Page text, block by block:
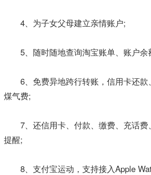
4、为子女父母建立亲情账户;
5、随时随地查询淘宝账单、账户余
6、免费异地跨行转账，信用卡还款
煤气费;
7、还信用卡、付款、缴费、充话费
提醒;
8、支付宝运动，支持接入Apple